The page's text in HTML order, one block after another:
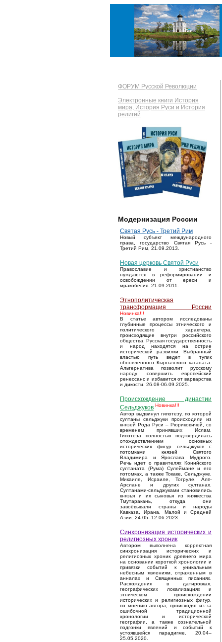
ФОРУМ Русской Революции
Электронные книги История
мира, История Руси и История
религий
Модернизация России
Святая Русь - Третий Рим
Новый субъект международного
права, государство Святая Русь -
Третий Рим, 21.09.2013.
Новая церковь Святой Руси
Православие и христианство
нуждаются в реформировании и
освобождении от ереси и
мракобесия. 21.09.2011.
Этнополитическая
трансформация России
Новинка!!!
В статье автором исследованы
глубинные процессы этнического и
политического характера,
происходящие внутри российского
общества. Русская государственность
и народ находятся на острие
исторической развилки. Выбранный
властью путь ведет в тупик
обновленного Кыргызского каганата.
Альтернатива позволит русскому
народу совершить европейский
ренессанс и избавится от варварства
и дикости. 26.08-06.09.2025.
Происхождение династии
Сельджуков Новинка!!!
Автор выдвинул гипотезу, по которой
султаны сельджуки происходили из
князей Рода Руси – Рюриковичей, со
временем принявших Ислам.
Гипотеза полностью подтвердилась
отождествлением основных
исторических фигур сельджуков с
потомками князей Святого
Владимира и Ярослава Мудрого.
Речь идет о правителях Конийского
султаната (Рума) Сулеймане и его
потомках, а также Токаке, Сельджуке,
Микаиле, Исраиле, Тогруле, Алп-
Арслане и других султанах.
Султанами-сельджуками становились
князья и их сыновья из княжества
Тмутаракань, откуда они
завоёвывали страны и народы
Кавказа, Ирана, Малой и Средней
Азии. 24.05–12.06.2023.
Синхронизация исторических и
религиозных хроник
Автором выполнена корректная
синхронизация исторических и
религиозных хроник древнего мира
на основании короткой хронологии и
привязки событий к уникальным
небесным явлениям, отраженным в
анналах и Священных писаниях.
Расхождения в датировках,
географических локализациях и
этническом происхождении
исторических и религиозных фигур,
по мнению автора, происходят из-за
ошибочной традиционной
хронологии и исторической
географии, а также сознательной
подгонки явлений и событий к
устоявшейся парадигме. 20.04–
25.05.2020.